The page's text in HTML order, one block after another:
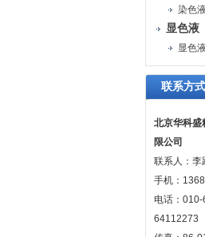
染色液
显色液
显色液
联系方式
北京华科盛
限公司
联系人：李
手机：
电话：
64112273